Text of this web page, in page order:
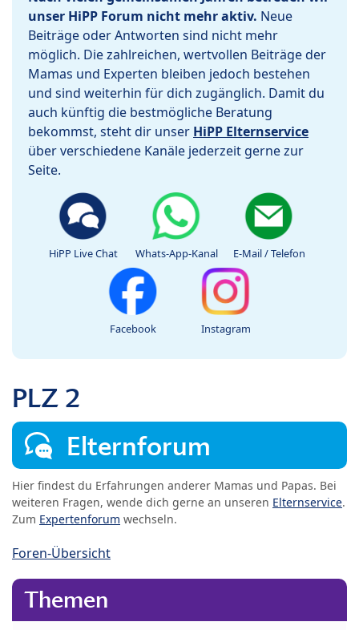
unser HiPP Forum nicht mehr aktiv. Neue
Beiträge oder Antworten sind nicht mehr
möglich. Die zahlreichen, wertvollen Beiträge der
Mamas und Experten bleiben jedoch bestehen
und sind weiterhin für dich zugänglich. Damit du
auch künftig die bestmögliche Beratung
bekommst, steht dir unser HiPP Elternservice
über verschiedene Kanäle jederzeit gerne zur
Seite.
HiPP Live Chat Whats-App-Kanal E-Mail / Telefon
Facebook Instagram
PLZ 2
Elternforum
Hier findest du Erfahrungen anderer Mamas und Papas. Bei
weiteren Fragen, wende dich gerne an unseren Elternservice.
Zum Expertenforum wechseln.
Foren-Übersicht
Themen